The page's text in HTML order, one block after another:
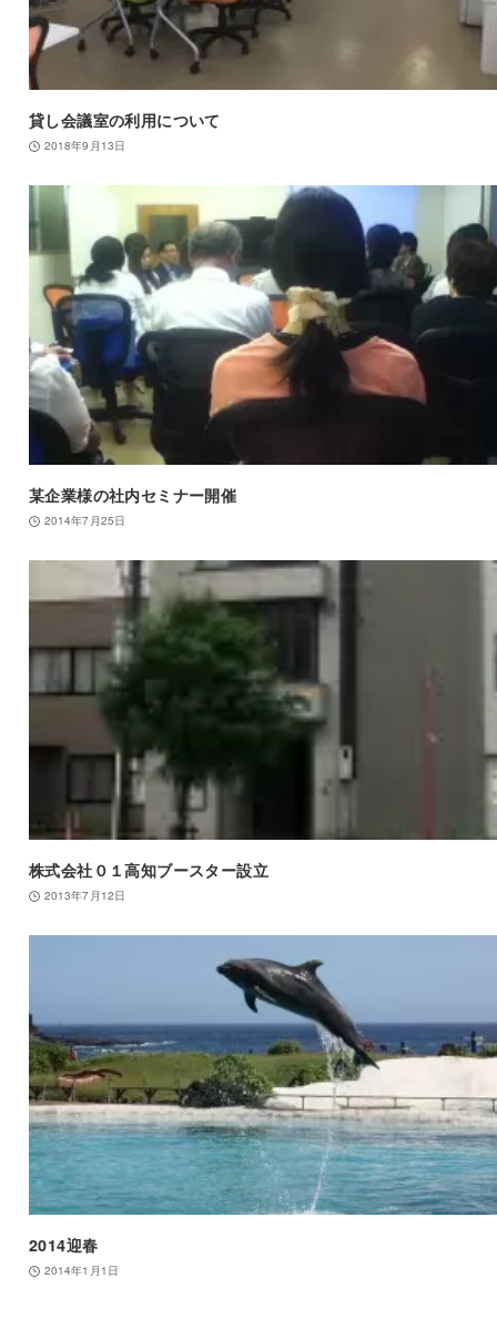
貸し会議室の利用について
2018年9月13日
某企業様の社内セミナー開催
2014年7月25日
株式会社０１高知ブースター設立
2013年7月12日
2014迎春
2014年1月1日